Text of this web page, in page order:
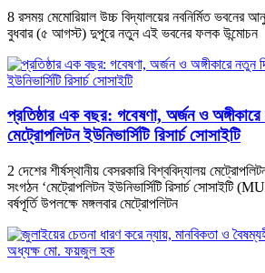
8 রসময় মেমোরিয়াল উচ্চ বিদ্যালয়ের নবনির্মিত ভবনের
বুধবার (৫ আগস্ট) দুপুরে নতুন এই ভবনের ফলক উন্মোচন
প্রতিষ্ঠার এক বছর: গবেষণা, অর্জন ও
মেট্রোপলিটন ইউনিভার্সিটি রিসার্চ সোসাইটি
2 দেশের শীর্ষস্থানীয় বেসরকারি বিশ্ববিদ্যালয়
সংগঠন ‘মেট্রোপলিটন ইউনিভার্সিটি রিসার্চ সোসাইটি
বর্ষপূর্তি উপলক্ষে মঙ্গলবার মেট্রোপলিটন